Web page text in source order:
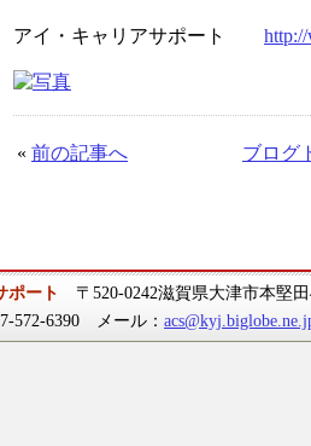
アイ・キャリアサポート
« 前の記事へ ブログ
ポート
〒520-0242滋賀県大津市本堅
572-6390 メール：